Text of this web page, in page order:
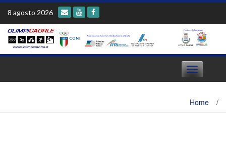
Skip
content
8 agosto 2026
Toggle
navigation
Home /